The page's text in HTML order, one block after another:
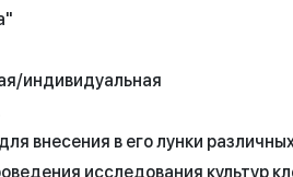
индивидуальная
внесения в его лунки
исследования культур